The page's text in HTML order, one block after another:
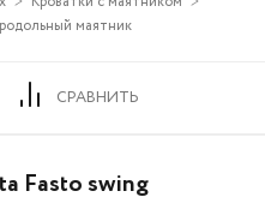
маятник
СРАВНИТЬ
Fasto swing